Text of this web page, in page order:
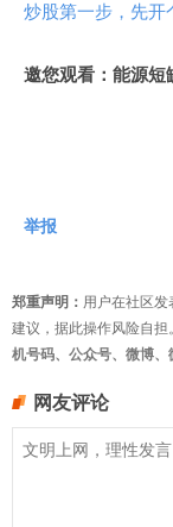
炒股第一步，先开
邀您观看：能源短
举报
郑重声明： 用户在社区
建议，据此操作风险自担。
机号码、公众号、微博、
网友评论